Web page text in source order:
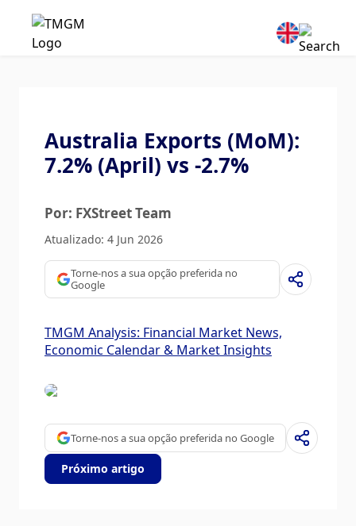
Australia Exports (MoM):
7.2% (April) vs -2.7%
Por: FXStreet Team
Atualizado: 4 Jun 2026
Torne-nos a sua opção preferida no
Google
TMGM Analysis: Financial Market News,
Economic Calendar & Market Insights
Torne-nos a sua opção preferida no Google
Próximo artigo